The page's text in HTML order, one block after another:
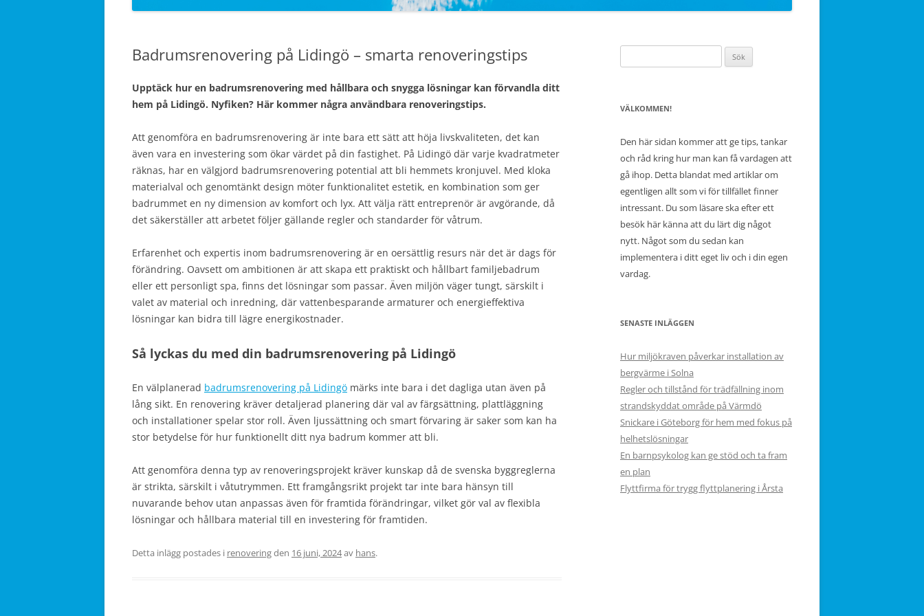
Badrumsrenovering på Lidingö – smarta renoveringstips
Upptäck hur en badrumsrenovering med hållbara och snygga lösningar kan förvandla ditt
hem på Lidingö. Nyfiken? Här kommer några användbara renoveringstips.
Att genomföra en badrumsrenovering är inte bara ett sätt att höja livskvaliteten, det kan
även vara en investering som ökar värdet på din fastighet. På Lidingö där varje kvadratmeter
räknas, har en välgjord badrumsrenovering potential att bli hemmets kronjuvel. Med kloka
materialval och genomtänkt design möter funktionalitet estetik, en kombination som ger
badrummet en ny dimension av komfort och lyx. Att välja rätt entreprenör är avgörande, då
det säkerställer att arbetet följer gällande regler och standarder för våtrum.
Erfarenhet och expertis inom badrumsrenovering är en oersättlig resurs när det är dags för
förändring. Oavsett om ambitionen är att skapa ett praktiskt och hållbart familjebadrum
eller ett personligt spa, finns det lösningar som passar. Även miljön väger tungt, särskilt i
valet av material och inredning, där vattenbesparande armaturer och energieffektiva
lösningar kan bidra till lägre energikostnader.
Så lyckas du med din badrumsrenovering på Lidingö
En välplanerad badrumsrenovering på Lidingö märks inte bara i det dagliga utan även på
lång sikt. En renovering kräver detaljerad planering där val av färgsättning, plattläggning
och installationer spelar stor roll. Även ljussättning och smart förvaring är saker som kan ha
stor betydelse för hur funktionellt ditt nya badrum kommer att bli.
Att genomföra denna typ av renoveringsprojekt kräver kunskap då de svenska byggreglerna
är strikta, särskilt i våtutrymmen. Ett framgångsrikt projekt tar inte bara hänsyn till
nuvarande behov utan anpassas även för framtida förändringar, vilket gör val av flexibla
lösningar och hållbara material till en investering för framtiden.
Detta inlägg postades i renoveringden 16 juni, 2024av hans.
efter:
VÄLKOMMEN!
Den här sidan kommer att ge tips, tankar
och råd kring hur man kan få vardagen att
gå ihop. Detta blandat med artiklar om
egentligen allt som vi för tillfället finner
intressant. Du som läsare ska efter ett
besök här känna att du lärt dig något
nytt. Något som du sedan kan
implementera i ditt eget liv och i din egen
vardag.
SENASTE INLÄGGEN
Hur miljökraven påverkar installation av
bergvärme i Solna
Regler och tillstånd för trädfällning inom
strandskyddat område på Värmdö
Snickare i Göteborg för hem med fokus på
helhetslösningar
En barnpsykolog kan ge stöd och ta fram
en plan
Flyttfirma för trygg flyttplanering i Årsta